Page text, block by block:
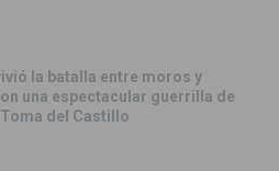
la batalla entre moros y
una espectacular guerrilla de
del Castillo